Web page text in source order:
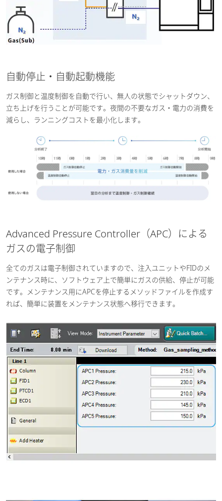
自動停止・自動起動機能
ガス制御と温度制御を自動で行い、無人の状態でシャットダウン、
立ち上げを行うことが可能です。夜間の不要なガス・電力の消費を
減らし、ランニングコストを最小化します。
Advanced Pressure Controller（APC）による
ガスの電子制御
全てのガスは電子制御されていますので、注入ユニットやFIDのメ
ンテナンス時に、ソフトウェア上で簡単にガスの供給、停止が可能
です。メンテナンス用にAPCを停止するメソッドファイルを作成す
れば、簡単に装置をメンテナンス状態へ移行できます。